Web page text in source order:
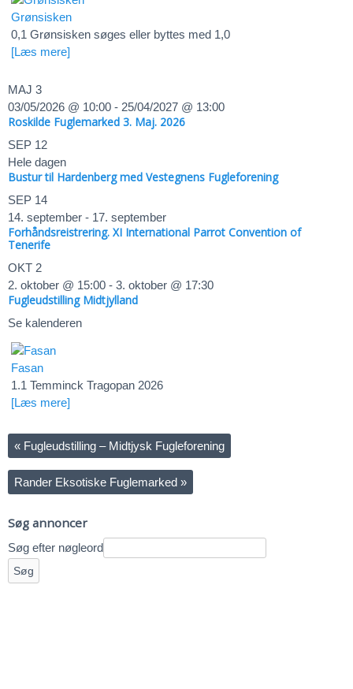
Grønsisken
0,1 Grønsisken søges eller byttes med 1,0
[Læs mere]
MAJ 3
03/05/2026 @ 10:00 - 25/04/2027 @ 13:00
Roskilde Fuglemarked 3. Maj. 2026
SEP 12
Hele dagen
Bustur til Hardenberg med Vestegnens Fugleforening
SEP 14
14. september - 17. september
Forhåndsreistrering. XI International Parrot Convention of
Tenerife
OKT 2
2. oktober @ 15:00 - 3. oktober @ 17:30
Fugleudstilling Midtjylland
Se kalenderen
Fasan
1.1 Temminck Tragopan 2026
[Læs mere]
« Fugleudstilling – Midtjysk Fugleforening
Rander Eksotiske Fuglemarked »
Søg annoncer
Søg efter nøgleord